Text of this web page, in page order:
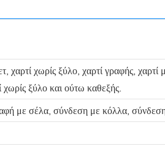
χαρτί χωρίς ξύλο, χαρτί γραφής,
ξύλο και ούτω καθεξής.
με σέλα, σύνδεση με κόλλα,